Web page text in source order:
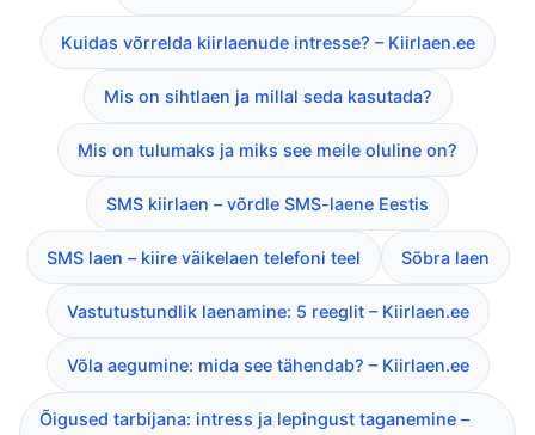
Kuidas võrrelda kiirlaenude intresse? – Kiirlaen.ee
Mis on sihtlaen ja millal seda kasutada?
Mis on tulumaks ja miks see meile oluline on?
SMS kiirlaen – võrdle SMS-laene Eestis
SMS laen – kiire väikelaen telefoni teel Sõbra laen
Vastutustundlik laenamine: 5 reeglit – Kiirlaen.ee
Võla aegumine: mida see tähendab? – Kiirlaen.ee
Õigused tarbijana: intress ja lepingust taganemine –